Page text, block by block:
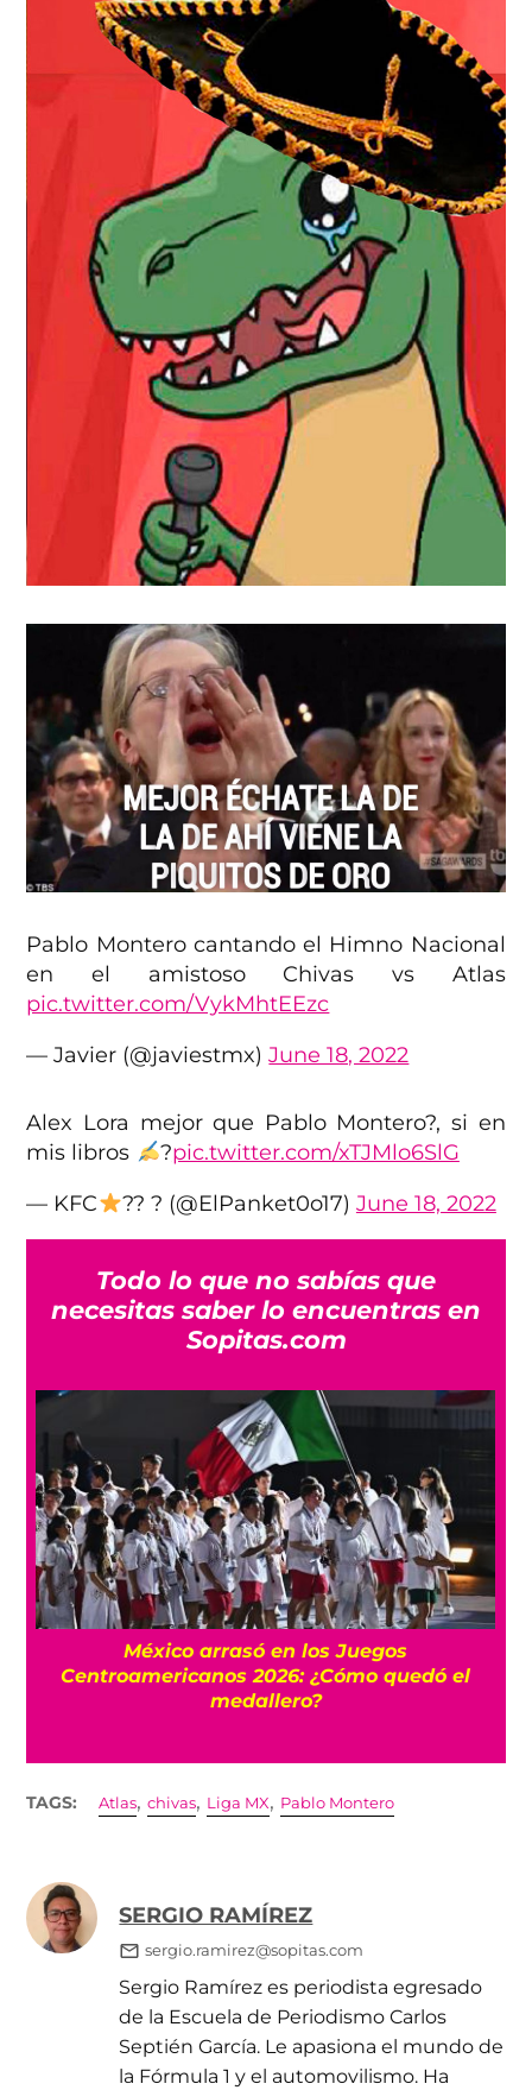
Pablo Montero cantando el Himno Nacional
en el amistoso Chivas vs Atlas
pic.twitter.com/VykMhtEEzc
— Javier (@javiestmx)June 18, 2022
Alex Lora mejor que Pablo Montero?, si en
mis libros
?pic.twitter.com/xTJMlo6SlG
— KFC
?? ? (@ElPanket0o17) June 18, 2022
Todo lo que no sabías que
necesitas saber lo encuentras en
Sopitas.com
México arrasó en los Juegos
Centroamericanos 2026: ¿Cómo quedó el
medallero?
TAGS: Atlas,chivas, Liga MX, Pablo Montero
SERGIO RAMÍREZ
sergio.ramirez@sopitas.com
Sergio Ramírez es periodista egresado
de la Escuela de Periodismo Carlos
Septién García. Le apasiona el mundo de
la Fórmula 1 y el automovilismo. Ha